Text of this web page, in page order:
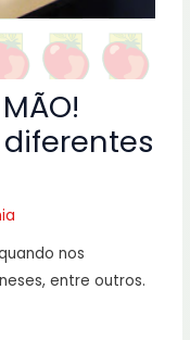
nos
entre outros.